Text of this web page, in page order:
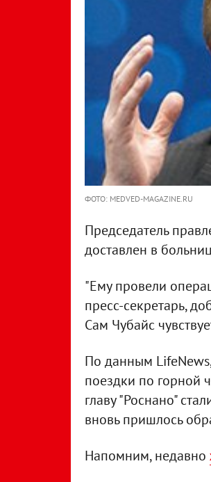
ФОТО: MEDVED-MAGAZINE.RU
Председатель
доставлен в
"Ему провели
пресс-секретарь,
Сам Чубайс
По данным
поездки по горной
главу "Роснано"
вновь пришлось
Напомним, недавно